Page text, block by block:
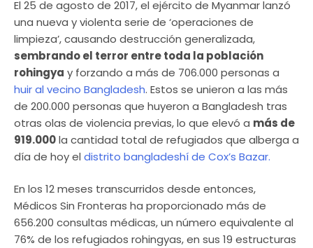
El 25 de agosto de 2017, el ejército de Myanmar lanzó
una nueva y violenta serie de ‘operaciones de
limpieza’, causando destrucción generalizada,
sembrando el terror entre toda la población
rohingya y forzando a más de 706.000 personas a
huir al vecino Bangladesh. Estos se unieron a las más
de 200.000 personas que huyeron a Bangladesh tras
otras olas de violencia previas, lo que elevó a más de
919.000la cantidad total de refugiados que alberga a
día de hoy el distrito bangladeshí de Cox’s Bazar.
En los 12 meses transcurridos desde entonces,
Médicos Sin Fronteras ha proporcionado más de
656.200 consultas médicas, un número equivalente al
76% de los refugiados rohingyas, en sus 19 estructuras